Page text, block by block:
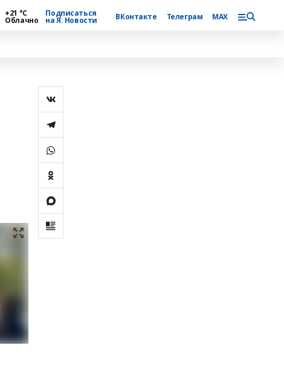
+21 °С
Облачно
Подписаться
на Я. Новости ВКонтакте Телеграм MAX